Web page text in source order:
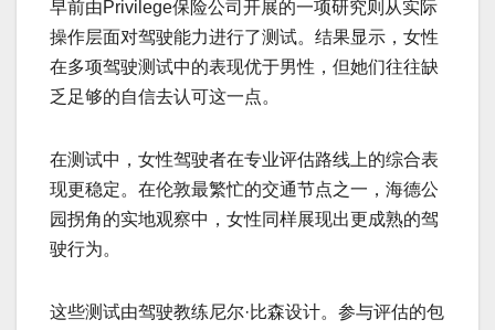
早前由Privilege保险公司开展的一项研究则从实际
操作层面对驾驶能力进行了测试。结果显示，女性
在多项驾驶测试中的表现优于男性，但她们往往缺
乏足够的自信去认可这一点。
在测试中，女性驾驶者在专业评估路线上的综合表
现更稳定。在伦敦最繁忙的交通节点之一，海德公
园拐角的实地观察中，女性同样展现出更成熟的驾
驶行为。
这些测试由驾驶教练尼尔·比森设计。参与评估的包